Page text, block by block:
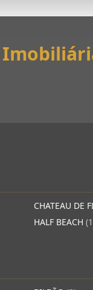
CHATEAU DE
HALF BEACH